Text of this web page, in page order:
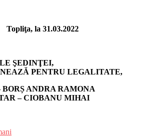
Topliţa, la 31.03.2022
ŞEDINŢEI,
PENTRU LEGALITATE,
– BORȘ ANDRA RAMONA
– CIOBANU MIHAI